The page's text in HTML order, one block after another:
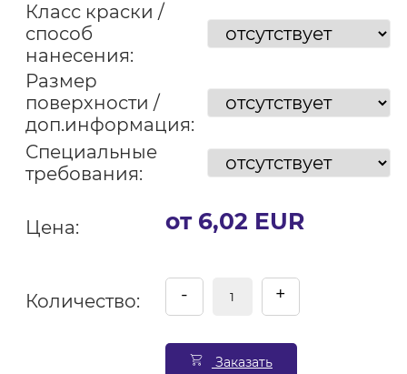
Класс краски /
способ
нанесения:
Размер
поверхности /
доп.информация:
Специальные
требования:
Цена: от 6,02 EUR
Количество: - +
Заказать